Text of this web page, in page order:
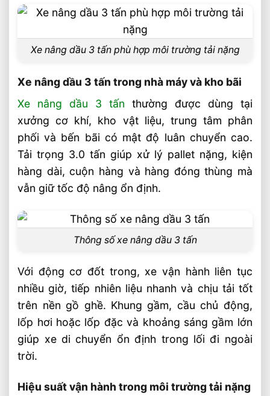
Thông số cần kiểm tra trước khi mua
Hiệu quả chi phí và bảo trì
Câu hỏi thường gặp về xe nâng dầu 3 tấn
Xe nâng dầu 3 tấn phù hợp nhà máy
nào?
Nên chọn động cơ nào cho xe nâng dầu
3 tấn?
Xe nâng dầu 3 tấn có dùng được trong
kho kín không?
Trong Nhà Máy Và Kho Bãi
Sản phẩm đề xuất
Bài Viết Liên Quan
Chọn Loại Bánh Xe Nâng Điện Theo Môi
Trường Làm Việc Phù Hợp
Chọn Tải Trọng Xe Nâng Điện Theo
Hợp Từng Ứng Dụng
Xe nâng dầu 3 tấn phù hợp môi trường tải nặng
Xe nâng dầu 3 tấn trong nhà máy và kho bãi
Xe nâng dầu 3 tấn thường được dùng tại
xưởng cơ khí, kho vật liệu, trung tâm phân
phối và bến bãi có mật độ luân chuyển cao.
Tải trọng 3.0 tấn giúp xử lý pallet nặng, kiện
hàng dài, cuộn hàng và hàng đóng thùng mà
vẫn giữ tốc độ nâng ổn định.
Thông số xe nâng dầu 3 tấn
Với động cơ đốt trong, xe vận hành liên tục
nhiều giờ, tiếp nhiên liệu nhanh và chịu tải tốt
trên nền gồ ghề. Khung gầm, cầu chủ động,
lốp hơi hoặc lốp đặc và khoảng sáng gầm lớn
giúp xe di chuyển ổn định trong lối đi ngoài
trời.
Hiệu suất vận hành trong môi trường tải nặng